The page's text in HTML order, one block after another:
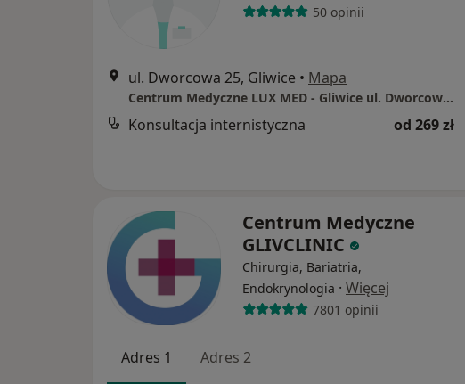
50 opinii
ul. Dworcowa 25, Gliwice • Mapa
Centrum Medyczne LUX MED - Gliwice ul. Dworcowa 25
Konsultacja internistyczna od 269 zł
Centrum Medyczne
GLIVCLINIC
Chirurgia, Bariatria,
Endokrynologia · Więcej
7801 opinii
Adres 1 Adres 2